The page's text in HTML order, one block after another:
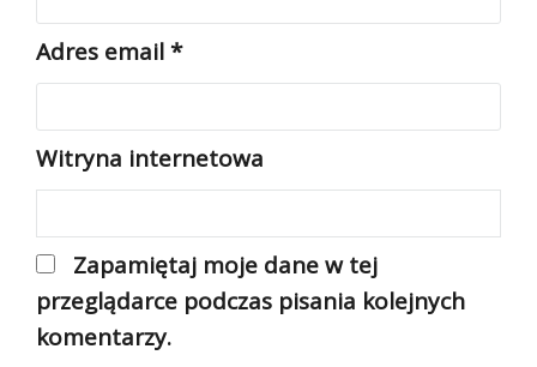
Adres email*
Witryna internetowa
Zapamiętaj moje dane w tej
przeglądarce podczas pisania kolejnych
komentarzy.